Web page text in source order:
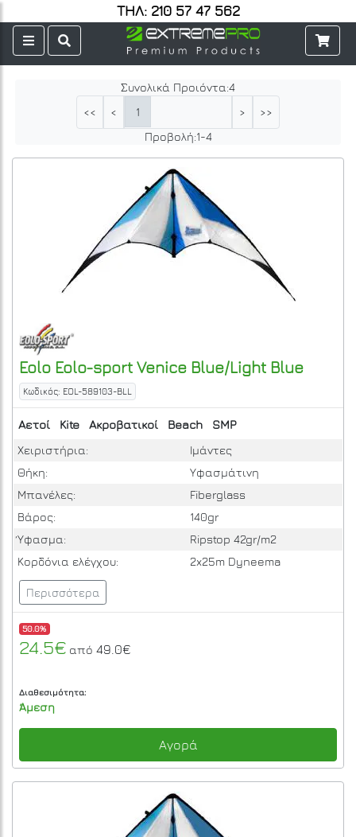
ΤΗΛ: 210 57 47 562
Συνολικά Προιόντα:4
<<
< 1 >
>>
Προβολή:1-4
Eolo Eolo-sport Venice Blue/Light Blue
Κωδικός: EOL-589103-BLL
Αετοί Kite Ακροβατικοί Beach
SMP
Χειριστήρια:
Ιμάντες
Θήκη:
Υφασμάτινη
Μπανέλες:
Fiberglass
Βάρος:
140gr
Ύφασμα:
Ripstop 42gr/m2
Κορδόνια ελέγχου:
2x25m Dyneema
Περισσότερα
50.0%
24.5€ από 49.0€
Διαθεσιμότητα:
Άμεση
Αγορά